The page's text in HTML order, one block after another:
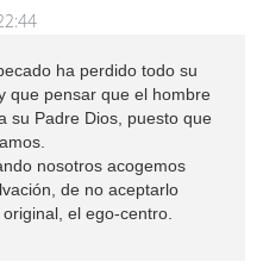
ha perdido todo su
que pensar que el hombre
su Padre Dios, puesto que
nosotros acogemos
de no aceptarlo
el ego-centro.